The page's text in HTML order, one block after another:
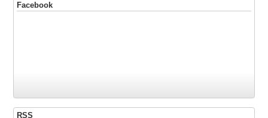
Facebook
RSS